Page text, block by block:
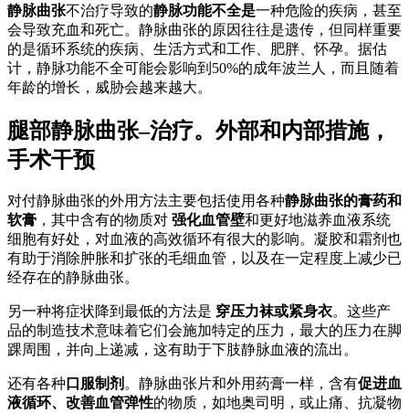
静脉曲张不治疗导致的静脉功能不全是一种危险的疾病，甚至
会导致充血和死亡。静脉曲张的原因往往是遗传，但同样重要
的是循环系统的疾病、生活方式和工作、肥胖、怀孕。据估
计，静脉功能不全可能会影响到50%的成年波兰人，而且随着
年龄的增长，威胁会越来越大。
腿部静脉曲张–治疗。外部和内部措施，
手术干预
对付静脉曲张的外用方法主要包括使用各种静脉曲张的膏药和
软膏 ，其中含有的物质对 强化血管壁和更好地滋养血液系统
细胞有好处，对血液的高效循环有很大的影响。凝胶和霜剂也
有助于消除肿胀和扩张的毛细血管，以及在一定程度上减少已
经存在的静脉曲张。
另一种将症状降到最低的方法是 穿压力袜或紧身衣。这些产
品的制造技术意味着它们会施加特定的压力，最大的压力在脚
踝周围，并向上递减，这有助于下肢静脉血液的流出。
还有各种 口服制剂 。静脉曲张片和外用药膏一样，含有促进血
液循环、改善血管弹性的物质，如地奥司明，或止痛、抗凝物